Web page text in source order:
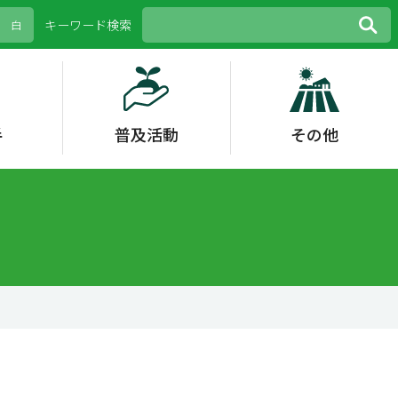
キーワード検索
白
普及活動 その他